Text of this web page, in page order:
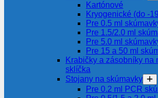
Kartónové
Kryogenické (do -
Pre 0.5 ml
Pre 1.5/2.0 ml
Pre 5.0 ml
Pre 15 a 50 ml
Krabičky a zásobníky na
sklíčka
Stojany na skúmavky
Pre 0.2 ml PCR